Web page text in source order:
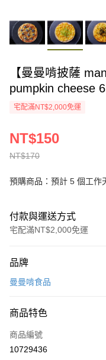
【曼曼啃披薩
pumpkin cheese
宅配滿NT$2,000免運
NT$170
NT$150
預購商品：預計 5 個工作
付款與運送方式
宅配滿NT$2,000免運
信用卡一次付款
3 期 0 利率 每期
合作金庫商業銀行
上海商業儲蓄銀行
LINE Pay
Apple Pay
品牌
曼曼啃食品
商品特色
商品編號
10729436